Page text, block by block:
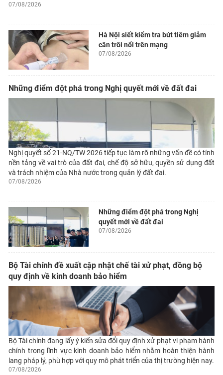
07/08/2026
Hà Nội siết kiểm tra bút tiêm giảm
cân trôi nổi trên mạng
07/08/2026
Những điểm đột phá trong Nghị quyết mới về đất đai
Nghị quyết số 21-NQ/TW 2026 tiếp tục làm rõ những vấn đề có tính
nền tảng về vai trò của đất đai, chế độ sở hữu, quyền sử dụng đất
và trách nhiệm của Nhà nước trong quản lý đất đai.
07/08/2026
Những điểm đột phá trong Nghị
quyết mới về đất đai
07/08/2026
Bộ Tài chính đề xuất cập nhật chế tài xử phạt, đồng bộ
quy định về kinh doanh bảo hiểm
Bộ Tài chính đang lấy ý kiến sửa đổi quy định xử phạt vi phạm hành
chính trong lĩnh vực kinh doanh bảo hiểm nhằm hoàn thiện hành
lang pháp lý, phù hợp với quy mô phát triển của thị trường hiện nay.
07/08/2026